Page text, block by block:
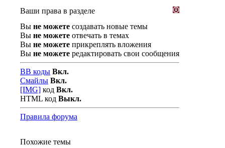
Ваши права в разделе
Вы не можете создавать новые темы
Вы не можете отвечать в темах
Вы не можете прикреплять вложения
Вы не можете редактировать свои сообщения
BB коды Вкл.
Смайлы Вкл.
[IMG] код Вкл.
HTML код Выкл.
Правила форума
Похожие темы